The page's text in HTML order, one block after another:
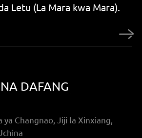
Letu (La Mara kwa Mara).
DAFANG
ya Changnao, Jiji la Xinxiang,